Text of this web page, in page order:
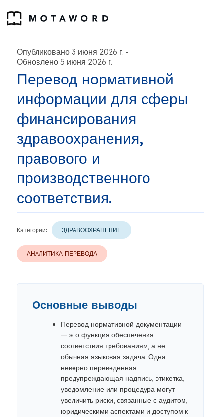
Опубликовано 3 июня 2026 г. -
Обновлено 5 июня 2026 г.
Перевод нормативной
информации для сферы
финансирования
здравоохранения,
правового и
производственного
соответствия.
Категории: ЗДРАВООХРАНЕНИЕ
АНАЛИТИКА ПЕРЕВОДА
Основные выводы
Перевод нормативной документации
— это функция обеспечения
соответствия требованиям, а не
обычная языковая задача. Одна
неверно переведенная
предупреждающая надпись, этикетка,
уведомление или процедура могут
увеличить риски, связанные с аудитом,
юридическими аспектами и доступом к